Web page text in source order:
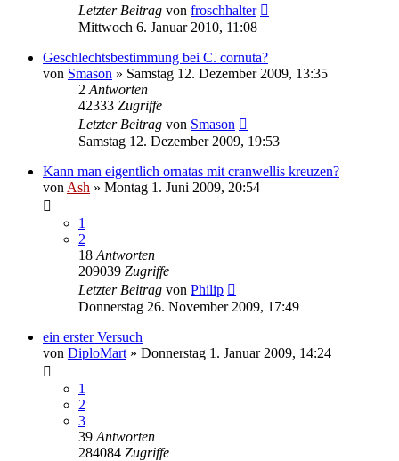
Letzter Beitrag von froschhalter
Mittwoch 6. Januar 2010, 11:08
Geschlechtsbestimmung bei C. cornuta?
von Smason » Samstag 12. Dezember 2009, 13:35
2 Antworten
42333 Zugriffe
Letzter Beitrag von Smason
Samstag 12. Dezember 2009, 19:53
Kann man eigentlich ornatas mit cranwellis kreuzen?
von Ash » Montag 1. Juni 2009, 20:54
1
2
18 Antworten
209039 Zugriffe
Letzter Beitrag von Philip
Donnerstag 26. November 2009, 17:49
ein erster Versuch
von DiploMart » Donnerstag 1. Januar 2009, 14:24
1
2
3
39 Antworten
284084 Zugriffe